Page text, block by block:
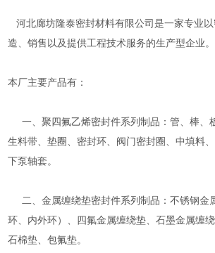
河北廊坊隆泰密封材料有限公司是一家专业以
造、销售以及提供工程技术服务的生产型企业。
本厂主要产品有：
一、聚四氟乙烯密封件系列制品：管、棒、
生料带、垫圈、密封环、阀门密封圈、中填料
下泵轴套。
二、金属缠绕垫密封件系列制品：不锈钢金
环、内外环）、四氟金属缠绕垫、石墨金属缠
石棉垫、包氟垫。